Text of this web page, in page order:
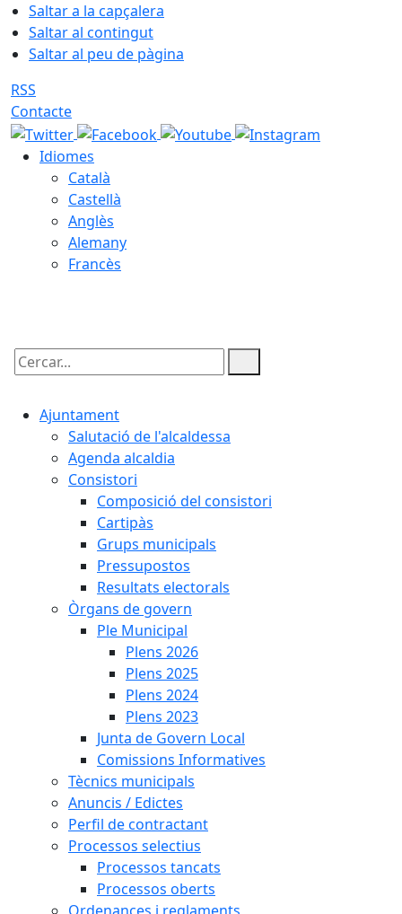
Saltar a la capçalera
Saltar al contingut
Saltar al peu de pàgina
RSS
Contacte
Idiomes
Català
Castellà
Anglès
Alemany
Francès
Cercar:
Ajuntament
Salutació de l'alcaldessa
Agenda alcaldia
Consistori
Composició del consistori
Cartipàs
Grups municipals
Pressupostos
Resultats electorals
Òrgans de govern
Ple Municipal
Plens 2026
Plens 2025
Plens 2024
Plens 2023
Junta de Govern Local
Comissions Informatives
Tècnics municipals
Anuncis / Edictes
Perfil de contractant
Processos selectius
Processos tancats
Processos oberts